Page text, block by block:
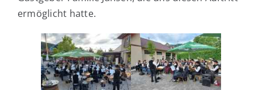
ermöglicht hatte.